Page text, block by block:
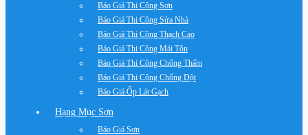
Báo Giá Thi Công Sơn
Báo Giá Thi Công Sửa Nhà
Báo Giá Thi Công Thạch Cao
Báo Giá Thi Công Mái Tôn
Báo Giá Thi Công Chống Thấm
Báo Giá Thi Công Chống Dột
Báo Giá Ốp Lát Gạch
Hạng Mục Sơn
Báo Giá Sơn